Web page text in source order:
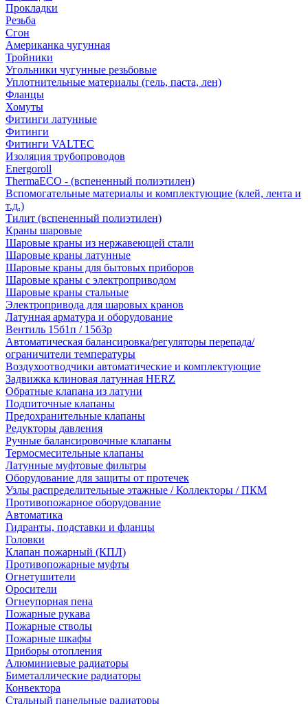
Прокладки
Резьба
Сгон
Американка чугунная
Тройники
Угольники чугунные резьбовые
Уплотнительные материалы (гель, паста, лен)
Фланцы
Хомуты
Фитинги латунные
Фитинги
Фитинги VALTEC
Изоляция трубопроводов
Energoroll
ThermaECO - (вспененный полиэтилен)
Вспомогательные материалы и комплектующие (клей, лента и
т.д.)
Тилит (вспененный полиэтилен)
Краны шаровые
Шаровые краны из нержавеющей стали
Шаровые краны латунные
Шаровые краны для бытовых приборов
Шаровые краны с электроприводом
Шаровые краны стальные
Электропривода для шаровых кранов
Латунная арматура и оборудование
Вентиль 15б1п / 15б3р
Автоматическая балансировка/регуляторы перепада/
ограничители температуры
Воздухоотводчики автоматические и комплектующие
Задвижка клиновая латунная HERZ
Обратные клапана из латуни
Подпиточные клапаны
Предохранительные клапаны
Редукторы давления
Ручные балансировочные клапаны
Термосмесительные клапаны
Латунные муфтовые фильтры
Оборудование для защиты от протечек
Узлы распределительные этажные / Коллекторы / ПКМ
Противопожарное оборудование
Автоматика
Гидранты, подставки и фланцы
Головки
Клапан пожарный (КПЛ)
Противопожарные муфты
Огнетушители
Оросители
Огнеупорная пена
Пожарные рукава
Пожарные стволы
Пожарные шкафы
Приборы отопления
Алюминиевые радиаторы
Биметаллические радиаторы
Конвектора
Стальный панельные радиаторы